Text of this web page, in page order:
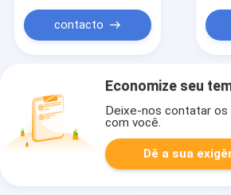
contacto
Economize seu
Deixe-nos contatar
com você.
Dê a sua